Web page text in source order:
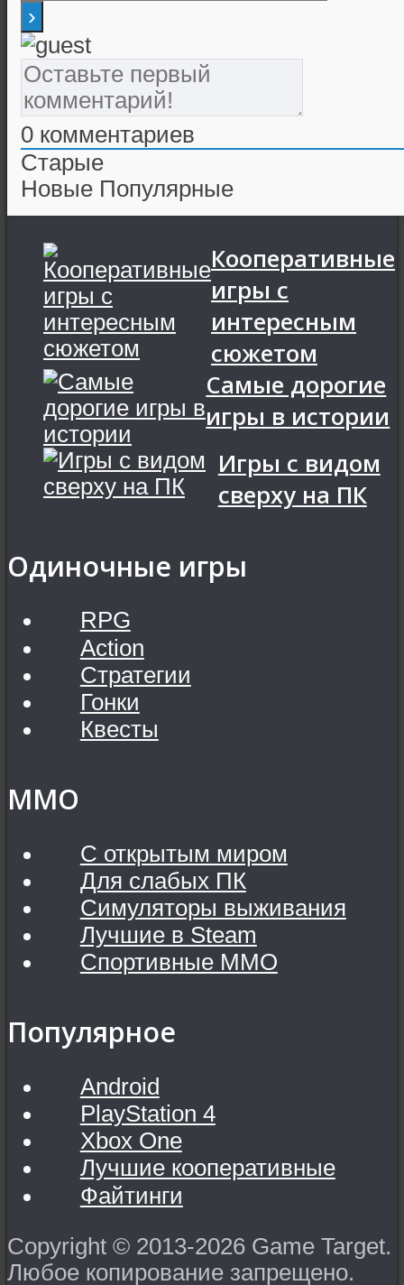
0 комментариев
Старые
Новые Популярные
Кооперативные
игры с
интересным
сюжетом
Самые дорогие
игры в истории
Игры с видом
сверху на ПК
Одиночные игры
RPG
Action
Стратегии
Гонки
Квесты
MMO
С открытым миром
Для слабых ПК
Симуляторы выживания
Лучшие в Steam
Спортивные MMO
Популярное
Android
PlayStation 4
Xbox One
Лучшие кооперативные
Файтинги
Copyright © 2013-2026 Game Target.
Любое копирование запрещено.